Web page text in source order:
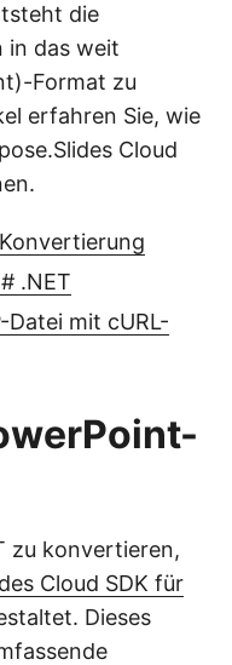
die
in das weit
Format zu
erfahren Sie, wie
Cloud
.NET
Datei mit cURL-
zu konvertieren,
Cloud SDK für
Dieses